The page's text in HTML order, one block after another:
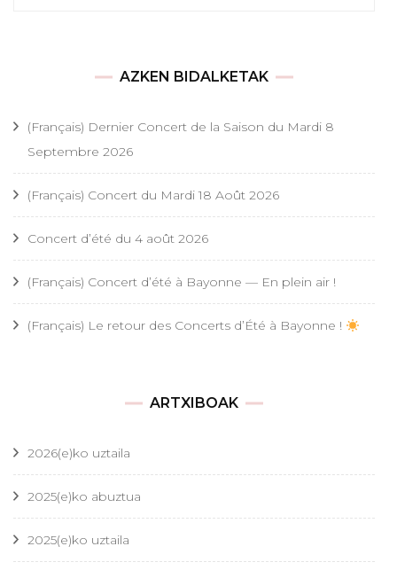
AZKEN BIDALKETAK
(Français) Dernier Concert de la Saison du Mardi 8
Septembre 2026
(Français) Concert du Mardi 18 Août 2026
Concert d’été du 4 août 2026
(Français) Concert d’été à Bayonne — En plein air !
(Français) Le retour des Concerts d’Été à Bayonne !
ARTXIBOAK
2026(e)ko uztaila
2025(e)ko abuztua
2025(e)ko uztaila